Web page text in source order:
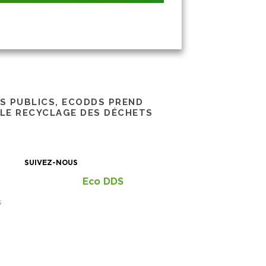
PUBLICS, ECODDS PREND
RECYCLAGE DES DÉCHETS
SUIVEZ-NOUS
Eco DDS